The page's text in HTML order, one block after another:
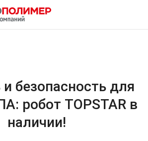
и безопасность для
робот TOPSTAR в
наличии!